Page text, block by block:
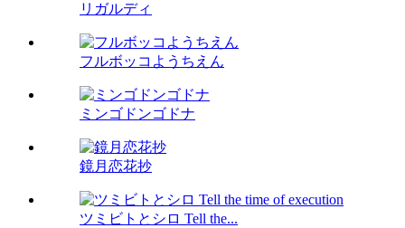
リガルディ
フルボッコようちえん
ミンゴドンゴドナ
鏡月恋花抄
ツミビトとシロ Tell the...